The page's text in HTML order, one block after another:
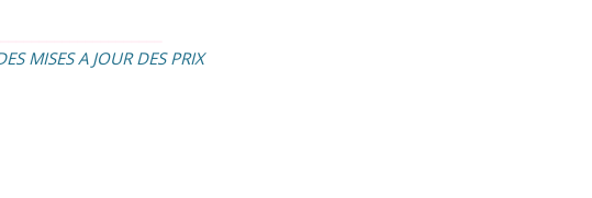
MISES A JOUR DES PRIX